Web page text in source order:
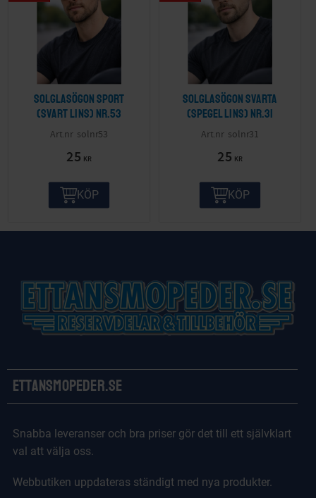
Solglasögon sport
(svart lins) nr.53
solnr53
25 KR
KÖP
Solglasögon svarta
(spegel lins) nr.31
solnr31
25 KR
KÖP
Ettansmopeder.se
Snabba leveranser och bra priser gör det till ett självklart
val att välja oss.
Webbutiken uppdateras ständigt med nya produkter.